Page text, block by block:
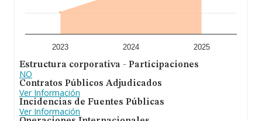
2023 2024 2025
Estructura corporativa - Participaciones
NO
Contratos Públicos Adjudicados
Ver Información
Incidencias de Fuentes Públicas
Ver Información